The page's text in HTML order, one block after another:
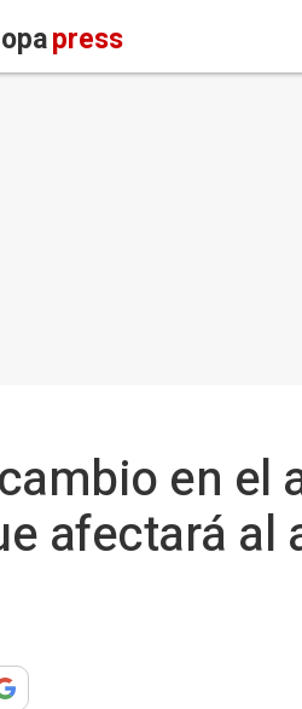
press
en el
afectará al